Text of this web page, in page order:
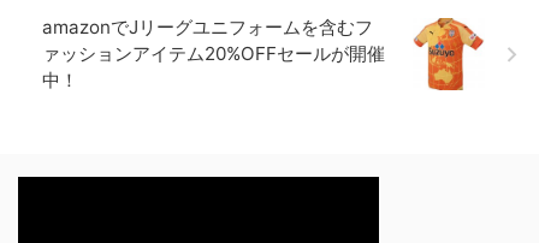
amazonでJリーグユニフォームを含むフ
ァッションアイテム20%OFFセールが開催
中！